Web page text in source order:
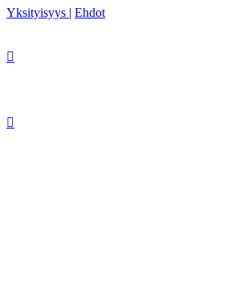
Yksityisyys
Ehdot